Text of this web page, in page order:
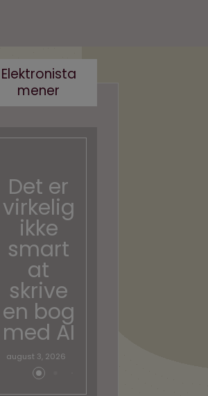
Elektronista
mener
Det er
virkelig
ikke
smart
at
skrive
en bog
med AI
august 3, 2026